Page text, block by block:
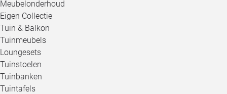
Meubelonderhoud
Eigen Collectie
Tuin & Balkon
Tuinmeubels
Loungesets
Tuinstoelen
Tuinbanken
Tuintafels